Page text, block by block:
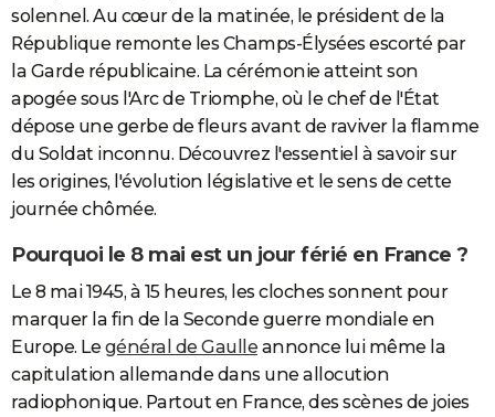
solennel. Au cœur de la matinée, le président de la
République remonte les Champs-Élysées escorté par
la Garde républicaine. La cérémonie atteint son
apogée sous l'Arc de Triomphe, où le chef de l'État
dépose une gerbe de fleurs avant de raviver la flamme
du Soldat inconnu. Découvrez l'essentiel à savoir sur
les origines, l'évolution législative et le sens de cette
journée chômée.
Pourquoi le 8 mai est un jour férié en France ?
Le 8 mai 1945, à 15 heures, les cloches sonnent pour
marquer la fin de la Seconde guerre mondiale en
Europe. Le général de Gaulle annonce lui même la
capitulation allemande dans une allocution
radiophonique. Partout en France, des scènes de joies